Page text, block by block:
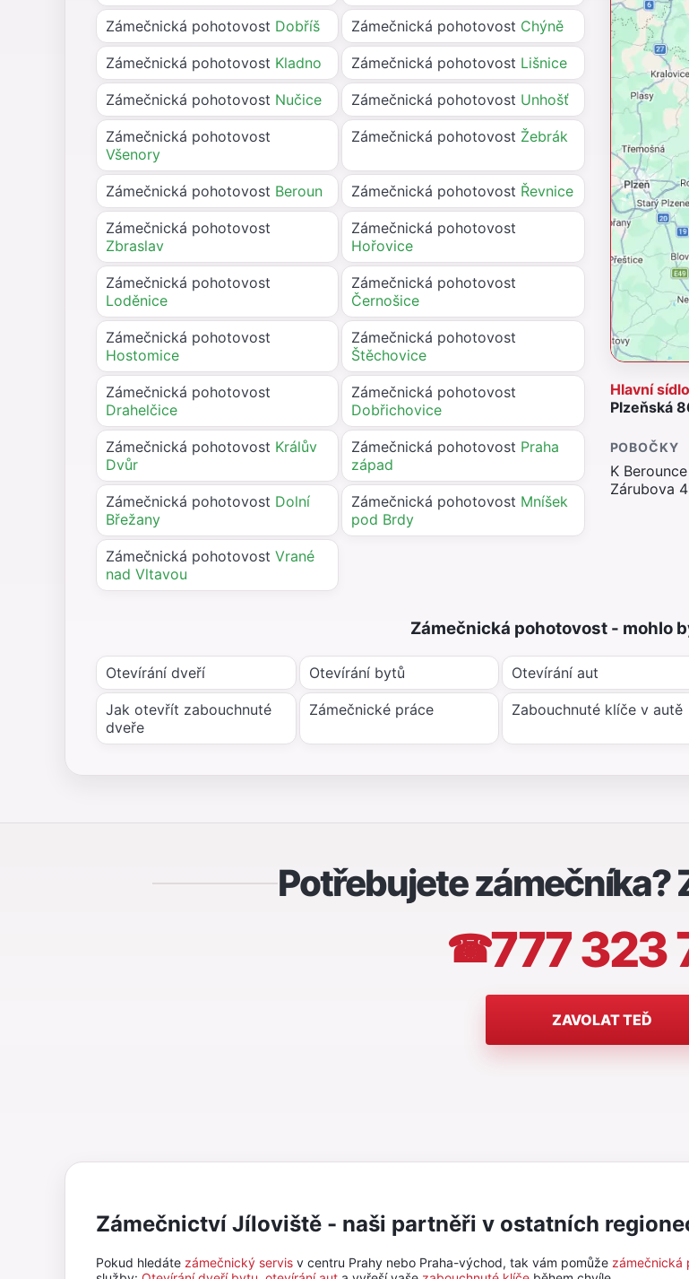
Zámečnická pohotovost Dobříš Zámečnická pohotovost Chýně
Zámečnická pohotovost Kladno Zámečnická pohotovost Lišnice
Zámečnická pohotovost Nučice Zámečnická pohotovost Unhošť
Zámečnická pohotovost
Všenory
Zámečnická pohotovost Žebrák
Zámečnická pohotovost Beroun Zámečnická pohotovost Řevnice
Zámečnická pohotovost
Zbraslav
Zámečnická pohotovost
Hořovice
Zámečnická pohotovost
Loděnice
Zámečnická pohotovost
Černošice
Zámečnická pohotovost
Hostomice
Zámečnická pohotovost
Štěchovice
Zámečnická pohotovost
Drahelčice
Zámečnická pohotovost
Dobřichovice
Zámečnická pohotovost Králův
Dvůr
Zámečnická pohotovost Praha
západ
Zámečnická pohotovost Dolní
Břežany
Zámečnická pohotovost Mníšek
pod Brdy
Zámečnická pohotovost Vrané
nad Vltavou
Hlavní sídlo
Plzeňská
POBOČKY
K
Zárubova
Zámečnická pohotovost - mohlo
Otevírání dveří Otevírání bytů Otevírání aut
Jak otevřít zabouchnuté
dveře
Zámečnické práce Zabouchnuté klíče v autě
Potřebujete zámečníka?
☎777 323
ZAVOLAT TEĎ
Zámečnictví Jíloviště - naši partněři v ostatních
Pokud hledáte zámečnický servis v centru Prahy nebo Praha-východ, tak vám pomůže zámečnická